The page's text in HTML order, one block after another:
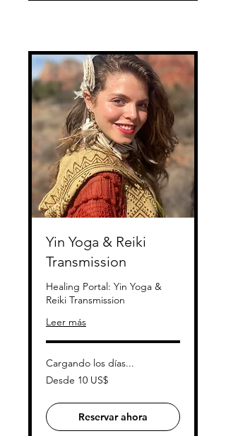
Yin Yoga & Reiki
Transmission
Healing Portal: Yin Yoga &
Reiki Transmission
Leer más
Cargando los días...
Desde
10
Desde 10 US$
Reservar ahora